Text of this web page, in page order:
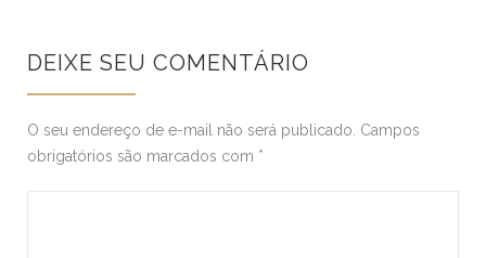
DEIXE SEU COMENTÁRIO
O seu endereço de e-mail não será publicado. Campos
obrigatórios são marcados com *